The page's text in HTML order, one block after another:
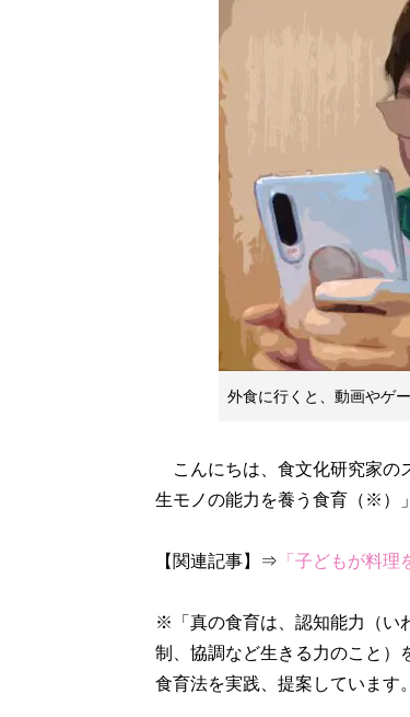
外食に行くと、動画やゲ
こんにちは、食文化研究家の
生モノの能力を養う食育（※）
【関連記事】⇒ 「子どもが料
※「真の食育は、認知能力（い
制、協調など生きる力のこと）
食育法を実践、提案しています。